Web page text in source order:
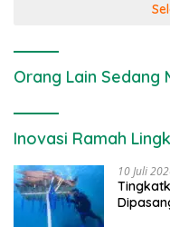
Orang Lain Sedang
Inovasi Ramah
10 Juli